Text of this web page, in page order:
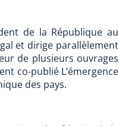
de la République au
et dirige parallèlement
de plusieurs ouvrages
co-publié L’émergence
des pays.